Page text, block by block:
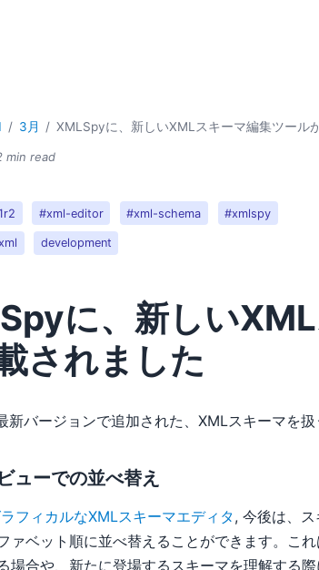
3月 XMLSpyに、新しいXMLスキーマ編集ツール
min read
#xml-editor #xml-schema #xmlspy
development
に、新しい
されました
新バージョンで追加された、XMLスキーマを
ューでの並べ替え
フィカルなXMLスキーマエディタ, 今後は、
ァベット順に並べ替えることができます。こ
場合や、新たに登場するスキーマを理解する